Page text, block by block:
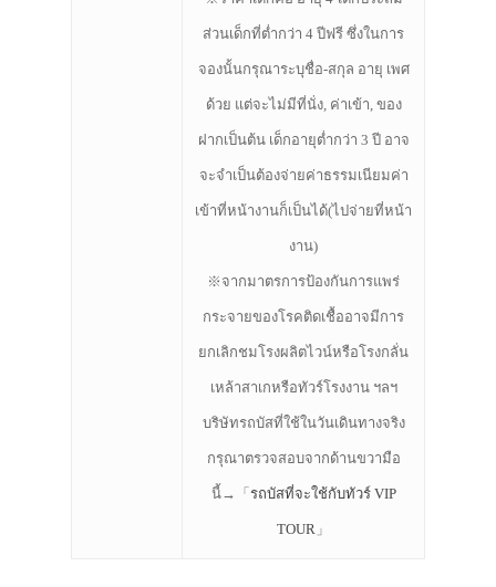
ส่วนเด็กที่ต่ำกว่า 4 ปีฟรี ซึ่งในการ
จองนั้นกรุณาระบุชื่อ-สกุล อายุ เพศ
ด้วย แต่จะไม่มีที่นั่ง, ค่าเข้า, ของ
ฝากเป็นต้น เด็กอายุต่ำกว่า 3 ปี อาจ
จะจำเป็นต้องจ่ายค่าธรรมเนียมค่า
เข้าที่หน้างานก็เป็นได้(ไปจ่ายที่หน้า
งาน)
※จากมาตรการป้องกันการแพร่
กระจายของโรคติดเชื้ออาจมีการ
ยกเลิกชมโรงผลิตไวน์หรือโรงกลั่น
เหล้าสาเกหรือทัวร์โรงงาน ฯลฯ
บริษัทรถบัสที่ใช้ในวันเดินทางจริง
กรุณาตรวจสอบจากด้านขวามือ
นี้→「 รถบัสที่จะใช้กับทัวร์ VIP
TOUR 」